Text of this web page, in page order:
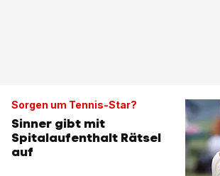
Sorgen um Tennis-Star?
Sinner gibt mit
Spitalaufenthalt Rätsel
auf